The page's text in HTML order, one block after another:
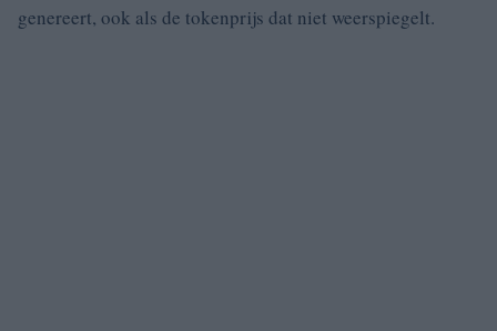
genereert, ook als de tokenprijs dat niet weerspiegelt.